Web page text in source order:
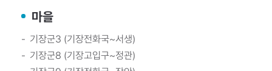
마을
기장군3 (기장전화국~서생)
기장군8 (기장고입구~정관)